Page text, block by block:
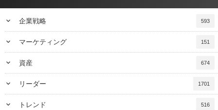
keyboard_arrow_down 企業戦略 593
keyboard_arrow_down マーケティング 151
keyboard_arrow_down 資産 674
keyboard_arrow_down リーダー 1701
keyboard_arrow_down トレンド 516